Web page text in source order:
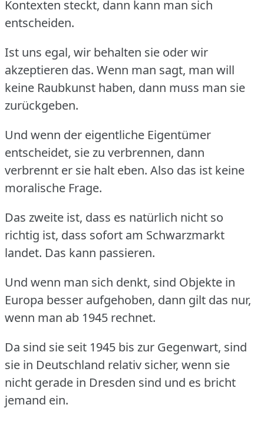
Kontexten steckt, dann kann man sich
entscheiden.
Ist uns egal, wir behalten sie oder wir
akzeptieren das. Wenn man sagt, man will
keine Raubkunst haben, dann muss man sie
zurückgeben.
Und wenn der eigentliche Eigentümer
entscheidet, sie zu verbrennen, dann
verbrennt er sie halt eben. Also das ist keine
moralische Frage.
Das zweite ist, dass es natürlich nicht so
richtig ist, dass sofort am Schwarzmarkt
landet. Das kann passieren.
Und wenn man sich denkt, sind Objekte in
Europa besser aufgehoben, dann gilt das nur,
wenn man ab 1945 rechnet.
Da sind sie seit 1945 bis zur Gegenwart, sind
sie in Deutschland relativ sicher, wenn sie
nicht gerade in Dresden sind und es bricht
jemand ein.